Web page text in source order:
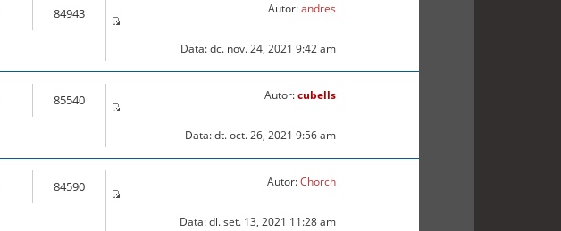
84943 Autor:andres
Data: dc. nov. 24, 2021 9:42 am
85540 Autor:cubells
Data: dt. oct. 26, 2021 9:56 am
84590 Autor:Chorch
Data: dl. set. 13, 2021 11:28 am